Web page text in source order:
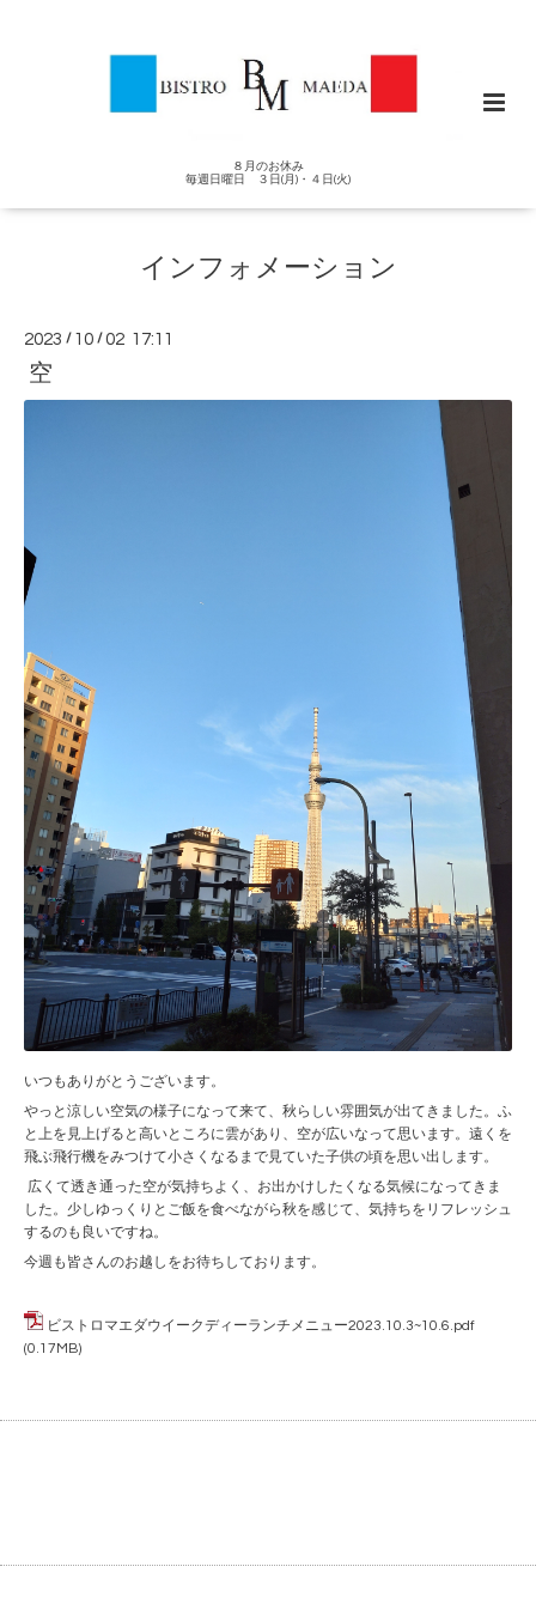
８月のお休み
毎週日曜日 ３日(月)・４日(火)
インフォメーション
2023 / 10 /02 17:11
空
いつもありがとうございます。
やっと涼しい空気の様子になって来て、秋らしい雰囲気が出てきました。ふ
と上を見上げると高いところに雲があり、空が広いなって思います。遠くを
飛ぶ飛行機をみつけて小さくなるまで見ていた子供の頃を思い出します。
広くて透き通った空が気持ちよく、お出かけしたくなる気候になってきま
した。少しゆっくりとご飯を食べながら秋を感じて、気持ちをリフレッシュ
するのも良いですね。
今週も皆さんのお越しをお待ちしております。
ビストロマエダウイークディーランチメニュー2023.10.3~10.6.pdf
(0.17MB)